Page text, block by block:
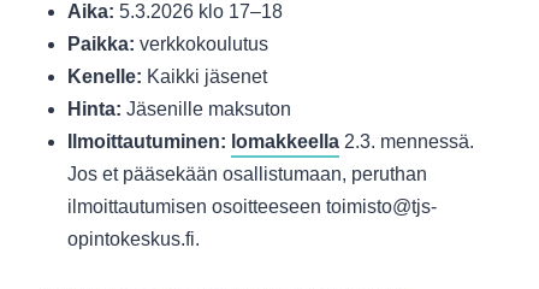
Aika: 5.3.2026 klo 17–18
Paikka: verkkokoulutus
Kenelle: Kaikki jäsenet
Hinta: Jäsenille maksuton
Ilmoittautuminen: lomakkeella 2.3. mennessä.
Jos et pääsekään osallistumaan, peruthan
ilmoittautumisen osoitteeseen toimisto@tjs-
opintokeskus.fi.